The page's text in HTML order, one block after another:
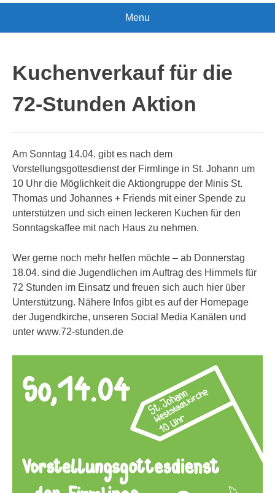
Menu
Kuchenverkauf für die
72-Stunden Aktion
Am Sonntag 14.04. gibt es nach dem
Vorstellungsgottesdienst der Firmlinge in St. Johann um
10 Uhr die Möglichkeit die Aktiongruppe der Minis St.
Thomas und Johannes + Friends mit einer Spende zu
unterstützen und sich einen leckeren Kuchen für den
Sonntagskaffee mit nach Haus zu nehmen.
Wer gerne noch mehr helfen möchte – ab Donnerstag
18.04. sind die Jugendlichen im Auftrag des Himmels für
72 Stunden im Einsatz und freuen sich auch hier über
Unterstützung. Nähere Infos gibt es auf der Homepage
der Jugendkirche, unseren Social Media Kanälen und
unter www.72-stunden.de